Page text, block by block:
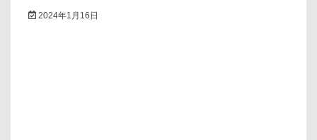
2024年1月16日